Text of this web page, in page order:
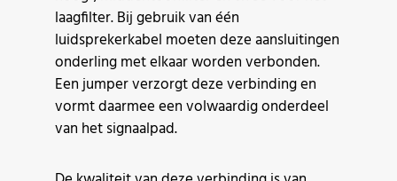
laagfilter. Bij gebruik van één
luidsprekerkabel moeten deze aansluitingen
onderling met elkaar worden verbonden.
Een jumper verzorgt deze verbinding en
vormt daarmee een volwaardig onderdeel
van het signaalpad.